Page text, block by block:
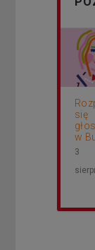
się
w
3